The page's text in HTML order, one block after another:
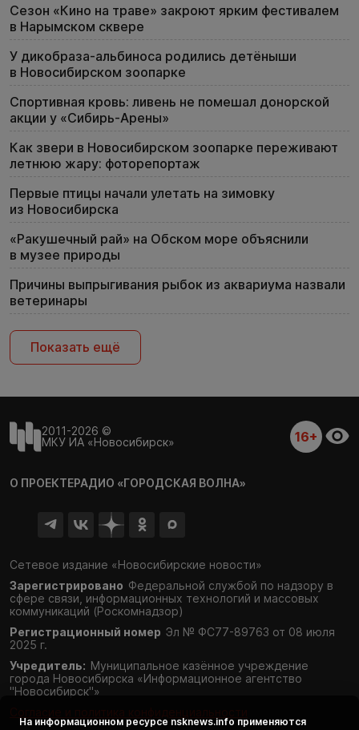
Сезон «Кино на траве» закроют ярким фестивалем
в Нарымском сквере
У дикобраза-альбиноса родились детёныши
в Новосибирском зоопарке
Спортивная кровь: ливень не помешал донорской
акции у «Сибирь-Арены»
Как звери в Новосибирском зоопарке переживают
летнюю жару: фоторепортаж
Первые птицы начали улетать на зимовку
из Новосибирска
«Ракушечный рай» на Обском море объяснили
в музее природы
Причины выпрыгивания рыбок из аквариума назвали
ветеринары
Показать ещё
2011-2026 ©
МКУ ИА «Новосибирск»
16+
О ПРОЕКТЕРАДИО «ГОРОДСКАЯ ВОЛНА»
Сетевое издание «Новосибирские новости»
Зарегистрировано Федеральной службой по надзору в
сфере связи, информационных технологий и массовых
коммуникаций (Роскомнадзор)
Регистрационный номер Эл № ФС77-89763 от 08 июля
2025 г.
Учредитель: Муниципальное казённое учреждение
города Новосибирска «Информационное агентство
"Новосибирск"»
На информационном ресурсе nsknews.info применяются